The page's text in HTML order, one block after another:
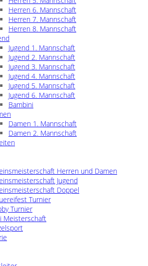
Herren 6. Mannschaft
Herren 7. Mannschaft
Herren 8. Mannschaft
Jugend 1. Mannschaft
Jugend 2. Mannschaft
Jugend 3. Mannschaft
Jugend 4. Mannschaft
Jugend 5. Mannschaft
Jugend 6. Mannschaft
Bambini
Damen 1. Mannschaft
Damen 2. Mannschaft
Herren und Damen
Jugend
Doppel
Turnier
Turnier
Meisterschaft